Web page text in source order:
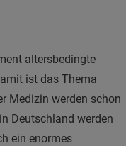
altersbedingte
ist das Thema
Medizin werden schon
Deutschland werden
ein enormes